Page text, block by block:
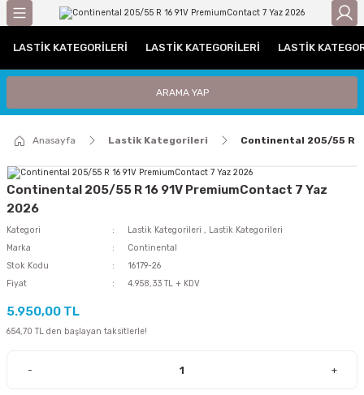
Geri Dön
/ C Grubu Traktör Ön Lastikleri
LASTIK KATEGORILERI LASTIK KATEGORILERI LASTIK
ARAMA YAP
Anasayfa Lastik Kategorileri Continental 205/55 R
Continental 205/55 R 16 91V PremiumContact 7 Yaz
2026
Kategori Lastik Kategorileri , Lastik Kategorileri
Marka
Continental
Stok Kodu
16179-26
Fiyat
4.958,33 TL + KDV
5.950,00 TL
654,70 TL den başlayan taksitlerle!
- +